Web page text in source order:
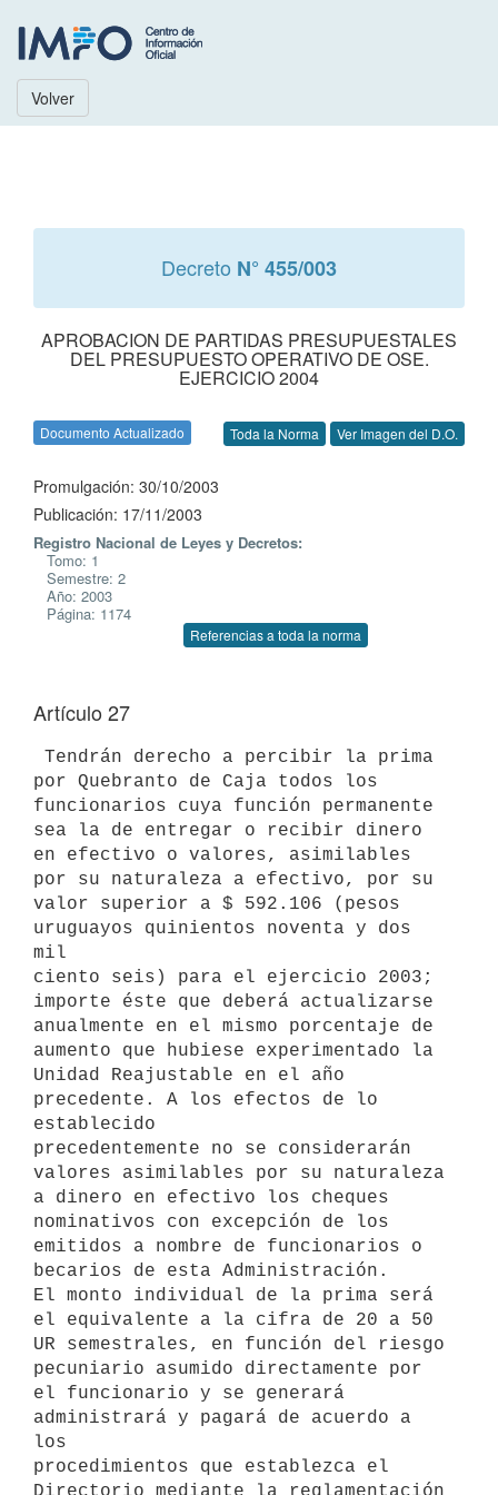
Volver
Decreto N° 455/003
APROBACION DE PARTIDAS PRESUPUESTALES
DEL PRESUPUESTO OPERATIVO DE OSE.
EJERCICIO 2004
Documento Actualizado Toda la Norma Ver Imagen del D.O.
Promulgación: 30/10/2003
Publicación: 17/11/2003
Registro Nacional de Leyes y Decretos:
Tomo: 1
Semestre: 2
Año: 2003
Página: 1174
Referencias a toda la norma
Artículo 27
por Quebranto de Caja todos los
funcionarios cuya función permanente
sea la de entregar o recibir dinero
en efectivo o valores, asimilables
por su naturaleza a efectivo, por su
valor superior a $ 592.106 (pesos
uruguayos quinientos noventa y dos
mil
ciento seis) para el ejercicio 2003;
importe éste que deberá actualizarse
anualmente en el mismo porcentaje de
aumento que hubiese experimentado la
Unidad Reajustable en el año
precedente. A los efectos de lo
establecido
precedentemente no se considerarán
valores asimilables por su naturaleza
a dinero en efectivo los cheques
nominativos con excepción de los
emitidos a nombre de funcionarios o
becarios de esta Administración.
El monto individual de la prima será
el equivalente a la cifra de 20 a 50
UR semestrales, en función del riesgo
pecuniario asumido directamente por
el funcionario y se generará
administrará y pagará de acuerdo a
los
procedimientos que establezca el